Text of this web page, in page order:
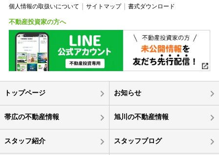
個人情報の取扱いについて
サイトマップ 書式ダウンロード
不動産投資家の方へ
トップページ お知らせ
帯広の不動産情報 旭川の不動産情報
スタッフ紹介 スタッフブログ